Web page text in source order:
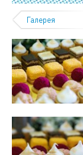
Галерея